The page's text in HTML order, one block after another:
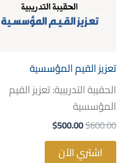
تعزيز القيم المؤسسية
الحقيبة التدريبية: تعزيز القيم
المؤسسية
$600.00
$500.00
اشتري الآن